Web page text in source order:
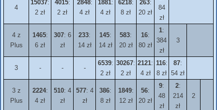
4
15037:
2 zł
4015:
2 zł
2848:
4 zł
1881:
4 zł
6218:
8 zł
263:
20 zł
84
zł
4 z
Plus
1465:
6 zł
307: 6
zł
233:
14 zł
145:
14 zł
583:
20 zł
16:
80 zł
1:
384
zł
3
3 - - -
6539:
2 zł
30267:
2 zł
2121:
4 zł
116:
8 zł
87:
54 zł
3 z
Plus
2224:
4 zł
510: 4
zł
577: 4
zł
386:
8 zł
1849:
12 zł
56:
20 zł
9:
48
zł
2:
214
zł
2